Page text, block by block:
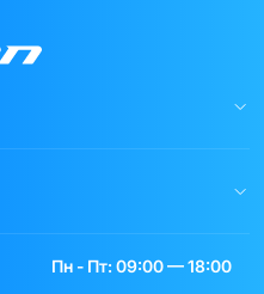
Пн - Пт: 09:00 — 18:00